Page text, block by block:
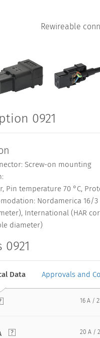
Rewireable
0921
Screw-on mounting
Pin temperature 70 °C,
Nordamerica 16/3
International (HAR
diameter)
Data Approvals and
16 A /
20 A /